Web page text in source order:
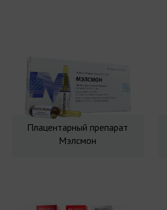
Плацентарный препарат
Мэлсмон